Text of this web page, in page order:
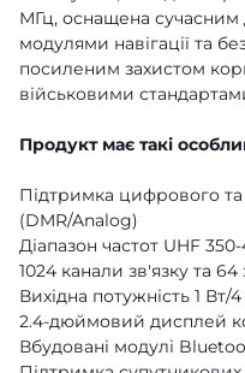
МГц, оснащена
модулями навігації та
посиленим захистом
військовими
Продукт має такі
Підтримка цифрового
(DMR/Analog)
Діапазон частот UHF
1024 канали зв'язку та 64
Вихідна потужність 1 Вт/
2.4-дюймовий дисплей
Вбудовані модулі